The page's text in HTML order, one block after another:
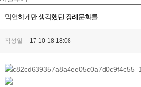
막연하게만 생각했던 장례문화를...
작성일 17-10-18 18:08